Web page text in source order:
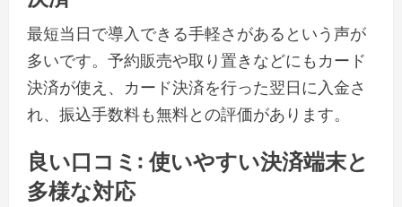
最短当日で導入できる手軽さがあるという声が
多いです。予約販売や取り置きなどにもカード
決済が使え、カード決済を行った翌日に入金さ
れ、振込手数料も無料との評価があります。
良い口コミ: 使いやすい決済端末と
多様な対応